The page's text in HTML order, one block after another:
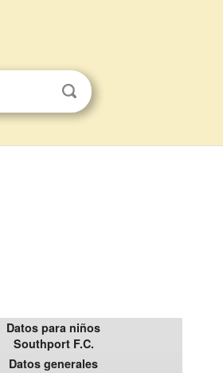
Datos para niños
Southport F.C.
Datos generales